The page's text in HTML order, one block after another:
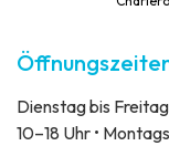
Dienstag bis
10–18 Uhr •